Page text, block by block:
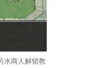
水商人解锁教